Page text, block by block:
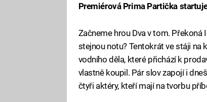
Premiérová Prima Partička
Začneme hrou Dva v tom.
stejnou notu? Tentokrát ve stáji na
vodního děla, které přichází k
vlastně koupil. Pár slov zapojí i
čtyři aktéry, kteří mají na tvorbu